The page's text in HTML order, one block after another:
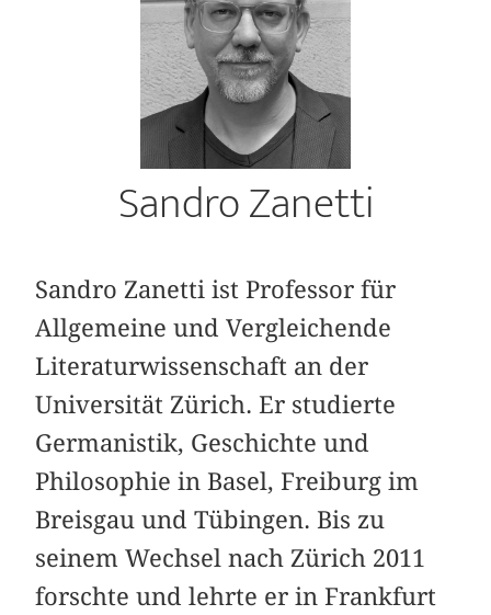
Sandro Zanetti
Sandro Zanetti ist Professor für
Allgemeine und Vergleichende
Literaturwissenschaft an der
Universität Zürich. Er studierte
Germanistik, Geschichte und
Philosophie in Basel, Freiburg im
Breisgau und Tübingen. Bis zu
seinem Wechsel nach Zürich 2011
forschte und lehrte er in Frankfurt